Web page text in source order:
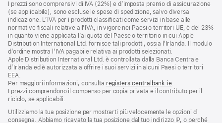
I prezzi sono comprensivi di IVA (22%) e d’imposta premio di assicurazione
(se applicabile), sono escluse le spese di spedizione, salvo diversa
indicazione. L’IVA per i prodotti classificati come servizi in base alle
normative fiscali relative all’IVA, in vigore nei Paesi o territori UE, è del 23%
in quanto viene applicata l’aliquota del Paese o territorio in cui Apple
Distribution International Ltd. fornisce tali prodotti, ossia l’Irlanda. Il modulo
d’ordine mostra l’IVA pagabile relativa ai prodotti selezionati.
Apple Distribution International Ltd. è controllata dalla Banca Centrale
d’Irlanda ed è autorizzata a offrire i suoi servizi in alcuni Paesi o territori
EEA.
Per maggiori informazioni, consulta registers.centralbank.ie.
I prezzi comprendono il compenso per copia privata e il contributo per il
riciclo, se applicabili.
Utilizziamo la tua posizione per mostrarti più velocemente le opzioni di
consegna. Abbiamo ricavato la tua posizione dal tuo indirizzo IP, o perché